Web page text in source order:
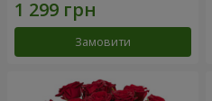
Замовити